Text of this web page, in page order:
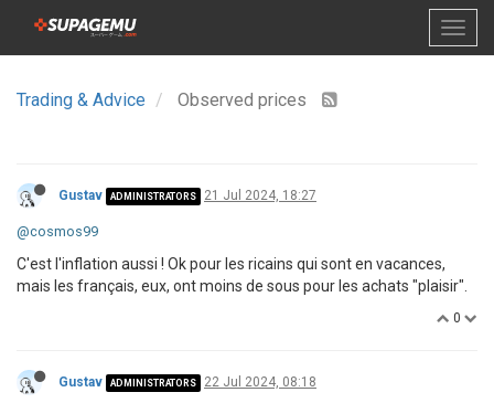
Trading & Advice Observed prices
Gustav ADMINISTRATORS 21 Jul 2024, 18:27
@cosmos99
C'est l'inflation aussi ! Ok pour les ricains qui sont en vacances,
mais les français, eux, ont moins de sous pour les achats "plaisir".
0
Gustav ADMINISTRATORS 22 Jul 2024, 08:18